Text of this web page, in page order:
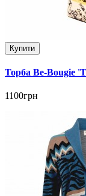
Купити
Торба Be-Bougie
1100грн